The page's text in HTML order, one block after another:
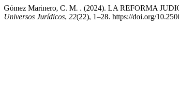
Gómez Marinero, C. M. . (2024). LA REFORMA
Universos Jurídicos, 22(22), 1–28. https://doi.org/